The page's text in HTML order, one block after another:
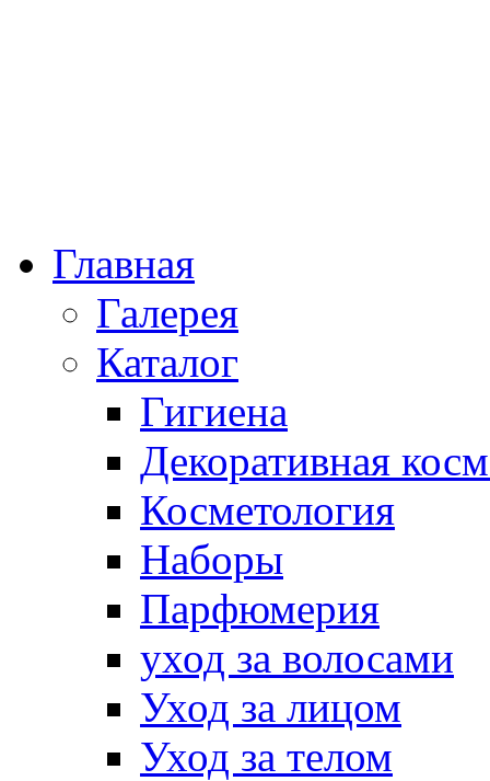
Главная
Галерея
Каталог
Гигиена
Декоративная
Косметология
Наборы
Парфюмерия
уход за волосами
Уход за лицом
Уход за телом